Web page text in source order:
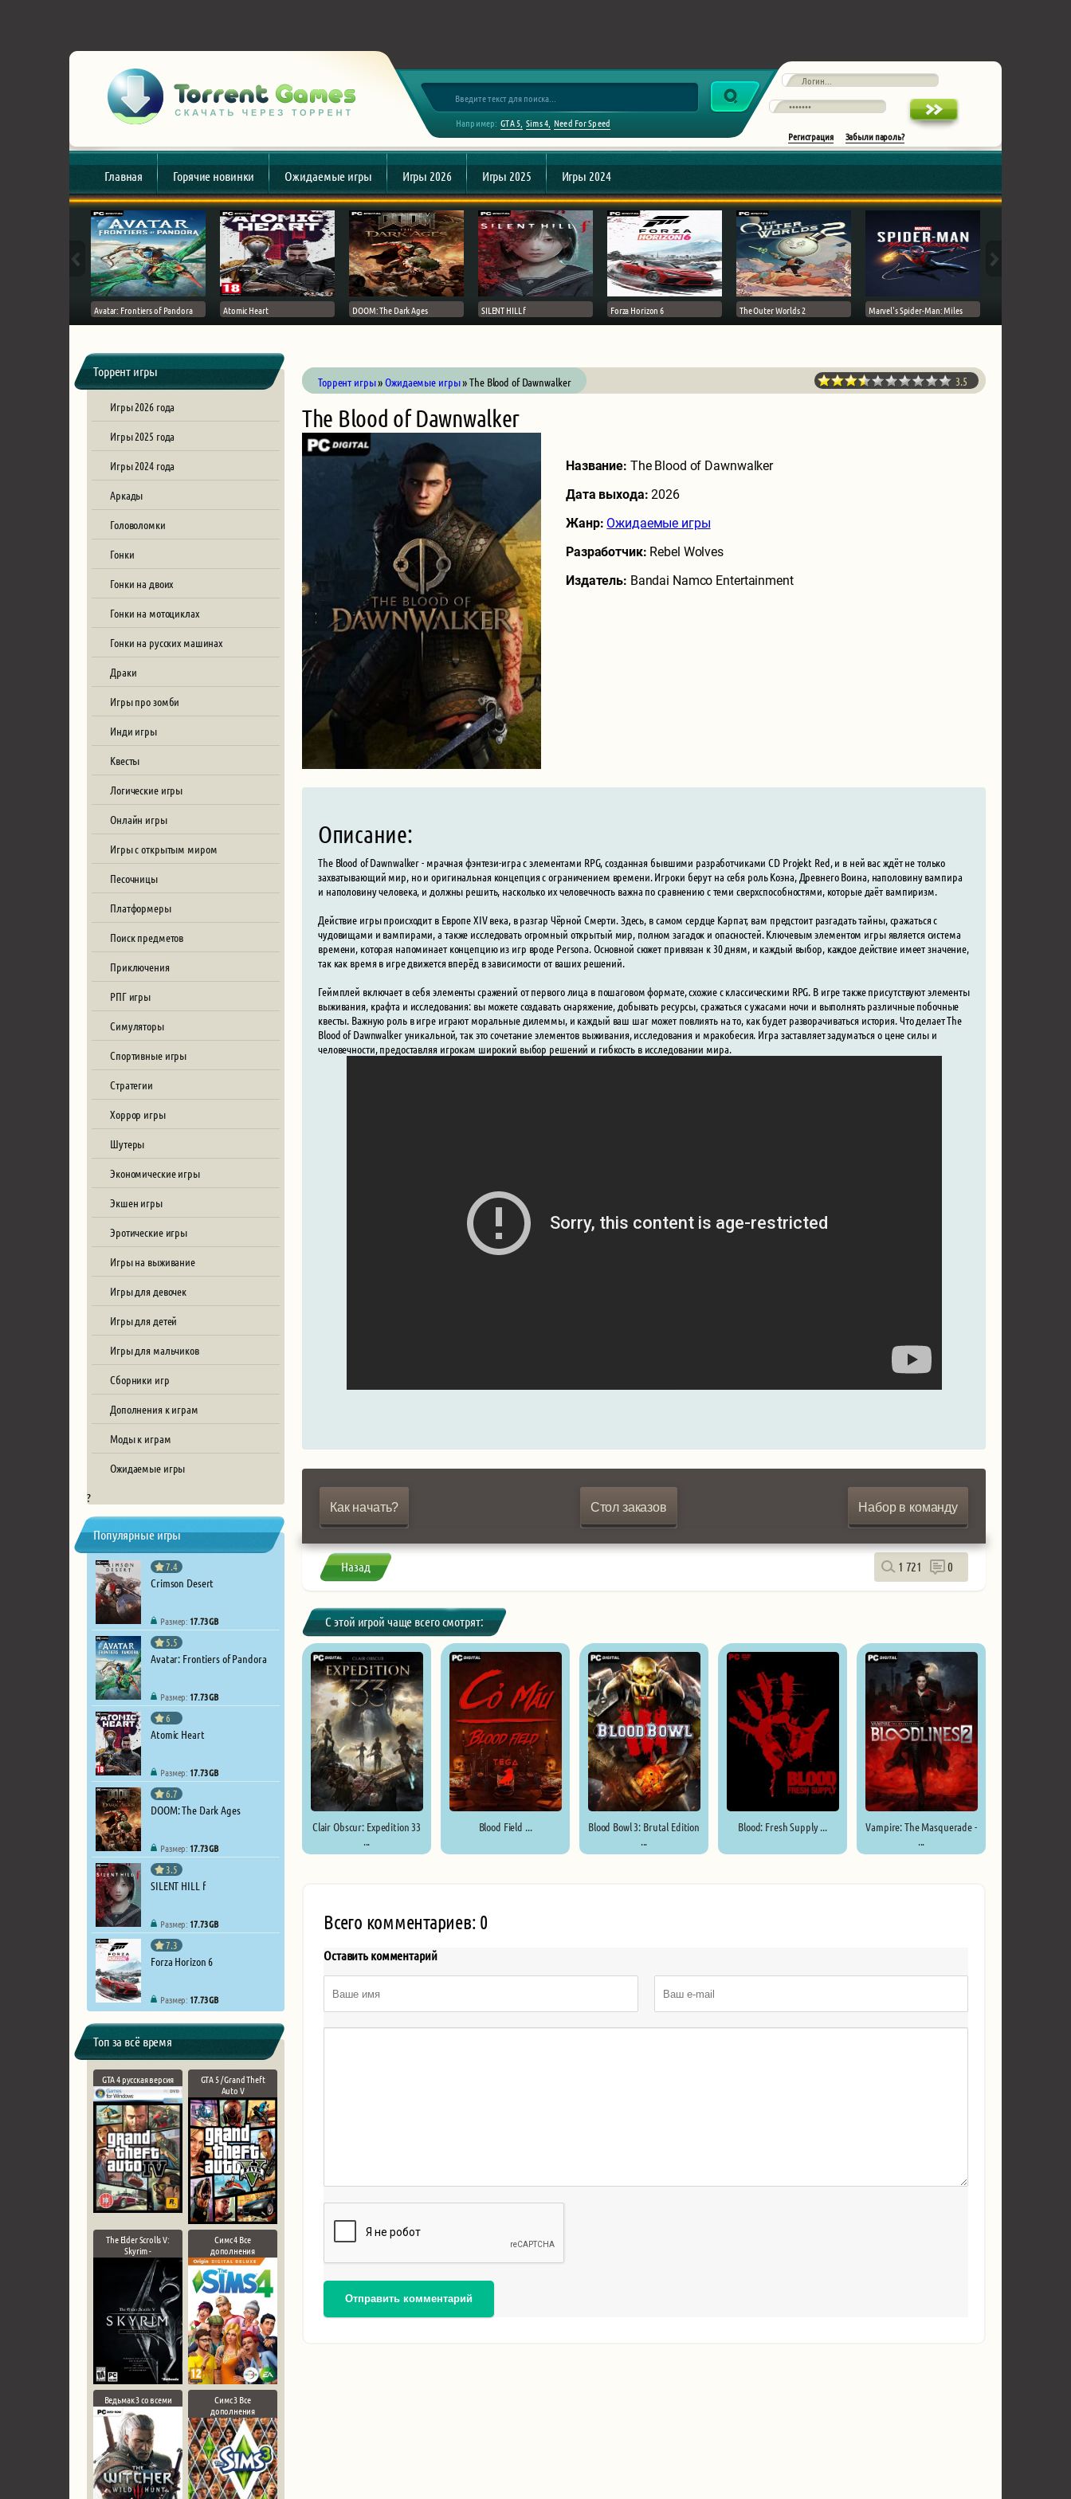
Например: GTA 5 Sims 4 Need For Speed
Регистрация
Забыли пароль?
Главная Горячие новинки Ожидаемые игры Игры 2026 Игры 2025 Игры 2024
Avatar: Frontiers of Pandora Atomic Heart DOOM: The Dark Ages SILENT HILL f Forza Horizon 6 The Outer Worlds 2 Marvel's Spider-Man: Miles
Торрент игры
Игры 2026 года
Игры 2025 года
Игры 2024 года
Аркады
Головоломки
Гонки
Гонки на двоих
Гонки на мотоциклах
Гонки на русских машинах
Драки
Игры про зомби
Инди игры
Квесты
Логические игры
Онлайн игры
Игры с открытым миром
Песочницы
Платформеры
Поиск предметов
Приключения
РПГ игры
Симуляторы
Спортивные игры
Стратегии
Хоррор игры
Шутеры
Экономические игры
Экшен игры
Эротические игры
Игры на выживание
Игры для девочек
Игры для детей
Игры для мальчиков
Сборники игр
Дополнения к играм
Моды к играм
Ожидаемые игры
?
Популярные игры
7.4
Crimson Desert
Размер: 17.73 GB
5.5
Avatar: Frontiers of Pandora
Размер: 17.73 GB
6
Atomic Heart
Размер: 17.73 GB
6.7
DOOM: The Dark Ages
Размер: 17.73 GB
3.5
SILENT HILL f
Размер: 17.73 GB
7.3
Forza Horizon 6
Размер: 17.73 GB
Топ за всё время
GTA 4 русская версия
GTA 5 / Grand Theft
Auto V
The Elder Scrolls V:
Skyrim -
Симс 4 Все
дополнения
Ведьмак 3 со всеми
Симс 3 Все
дополнения
Торрент игры»Ожидаемые игры» The Blood of Dawnwalker 3.5
The Blood of Dawnwalker
Название: The Blood of Dawnwalker
Дата выхода:2026
Жанр: Ожидаемые игры
Разработчик: Rebel Wolves
Издатель: Bandai Namco Entertainment
Описание:
The Blood of Dawnwalker - мрачная фэнтези-игра с элементами RPG, созданная бывшими разработчиками CD Projekt Red, и в ней вас ждёт не только
захватывающий мир, но и оригинальная концепция с ограничением времени. Игроки берут на себя роль Коэна, Древнего Воина, наполовину вампира
и наполовину человека, и должны решить, насколько их человечность важна по сравнению с теми сверхспособностями, которые даёт вампиризм.
Действие игры происходит в Европе XIV века, в разгар Чёрной Смерти. Здесь, в самом сердце Карпат, вам предстоит разгадать тайны, сражаться с
чудовищами и вампирами, а также исследовать огромный открытый мир, полном загадок и опасностей. Ключевым элементом игры является система
времени, которая напоминает концепцию из игр вроде Persona. Основной сюжет привязан к 30 дням, и каждый выбор, каждое действие имеет значение,
так как время в игре движется вперёд в зависимости от ваших решений.
Геймплей включает в себя элементы сражений от первого лица в пошаговом формате, схожие с классическими RPG. В игре также присутствуют элементы
выживания, крафта и исследования: вы можете создавать снаряжение, добывать ресурсы, сражаться с ужасами ночи и выполнять различные побочные
квесты. Важную роль в игре играют моральные дилеммы, и каждый ваш шаг может повлиять на то, как будет разворачиваться история. Что делает The
Blood of Dawnwalker уникальной, так это сочетание элементов выживания, исследования и мракобесия. Игра заставляет задуматься о цене силы и
человечности, предоставляя игрокам широкий выбор решений и гибкость в исследовании мира.
Как начать? Стол заказов Набор в команду
Назад 1 721 0
С этой игрой чаще всего смотрят:
Clair Obscur: Expedition 33
...
Blood Field ...
Blood Bowl 3: Brutal Edition
...
Blood: Fresh Supply ...
Vampire: The Masquerade -
...
Всего комментариев: 0
Оставить комментарий
Отправить комментарий